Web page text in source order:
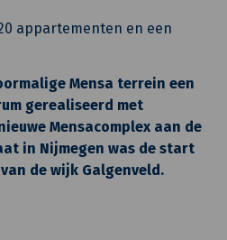
appartementen en een
Mensa terrein een
gerealiseerd met
Mensacomplex aan de
in Nijmegen was de start
de wijk Galgenveld.